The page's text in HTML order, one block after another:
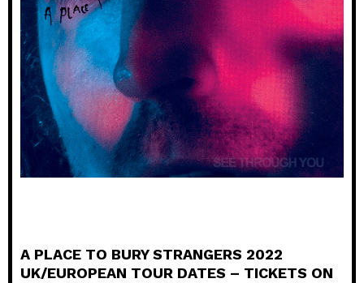
A PLACE TO BURY STRANGERS 2022
UK/EUROPEAN TOUR DATES – TICKETS ON